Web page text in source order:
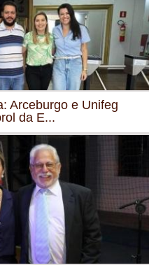
Arceburgo e Unifeg
da E...